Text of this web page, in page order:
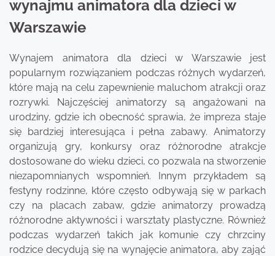
wynajmu animatora dla dzieci w
Warszawie
Wynajem animatora dla dzieci w Warszawie jest
popularnym rozwiązaniem podczas różnych wydarzeń,
które mają na celu zapewnienie maluchom atrakcji oraz
rozrywki. Najczęściej animatorzy są angażowani na
urodziny, gdzie ich obecność sprawia, że impreza staje
się bardziej interesująca i pełna zabawy. Animatorzy
organizują gry, konkursy oraz różnorodne atrakcje
dostosowane do wieku dzieci, co pozwala na stworzenie
niezapomnianych wspomnień. Innym przykładem są
festyny rodzinne, które często odbywają się w parkach
czy na placach zabaw, gdzie animatorzy prowadzą
różnorodne aktywności i warsztaty plastyczne. Również
podczas wydarzeń takich jak komunie czy chrzciny
rodzice decydują się na wynajęcie animatora, aby zająć